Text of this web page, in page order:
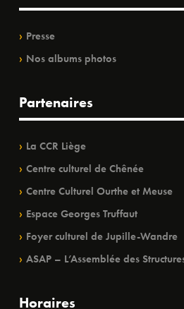
Presse
Nos albums photos
Partenaires
La CCR Liège
Centre culturel de Chênée
Centre Culturel Ourthe et Meuse
Espace Georges Truffaut
Foyer culturel de Jupille-Wandre
ASAP – L’Assemblée des
Horaires